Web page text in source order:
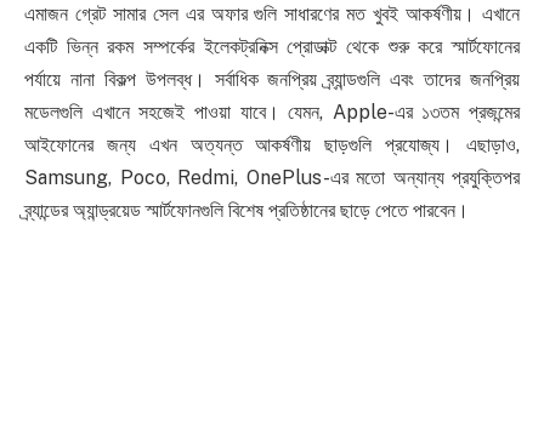
এমাজন গ্রেট সামার সেল এর অফার গুলি সাধারণের মত খুবই আকর্ষণীয়। এখানে
একটি ভিন্ন রকম সম্পর্কের ইলেকট্রনিক্স প্রোডাক্ট থেকে শুরু করে স্মার্টফোনের
পর্যায়ে নানা বিকল্প উপলব্ধ। সর্বাধিক জনপ্রিয় ব্র্যান্ডগুলি এবং তাদের জনপ্রিয়
মডেলগুলি এখানে সহজেই পাওয়া যাবে। যেমন, Apple-এর ১৩তম প্রজন্মের
আইফোনের জন্য এখন অত্যন্ত আকর্ষণীয় ছাড়গুলি প্রযোজ্য। এছাড়াও,
Samsung, Poco, Redmi, OnePlus-এর মতো অন্যান্য প্রযুক্তিপর
ব্র্যান্ডের অ্যান্ড্রয়েড স্মার্টফোনগুলি বিশেষ প্রতিষ্ঠানের ছাড়ে পেতে পারবেন।